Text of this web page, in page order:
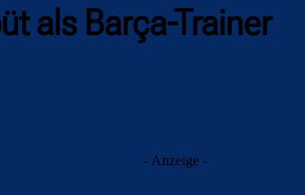
als Barça-Trainer
- Anzeige -